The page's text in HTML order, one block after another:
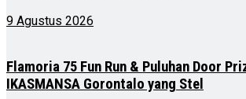
9 Agustus 2026
Flamoria 75 Fun Run & Puluhan Door
IKASMANSA Gorontalo yang Stel